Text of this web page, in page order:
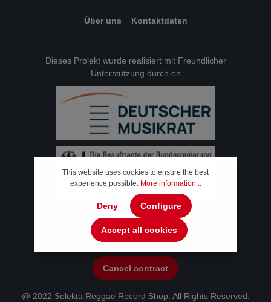
Über uns Kontaktdaten
Dieses Projekt wurde realisiert mit Freundlicher
Unterstützung durch en
Cancel contract
@ 2022 Selekta Reggae Record Shop. All Rights Reserved.
This website uses cookies to ensure the best
experience possible. More information...
Deny Configure
Accept all cookies